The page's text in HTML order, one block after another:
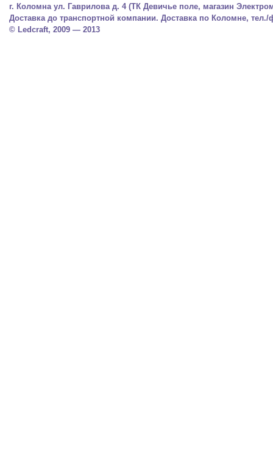
г. Коломна ул. Гаврилова д. 4 (ТК Девичье поле, магазин
Доставка до транспортной компании. Доставка по Коломне, тел./
© Ledcraft, 2009 — 2013